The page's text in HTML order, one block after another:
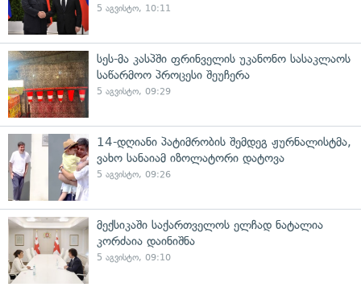
5 აგვისტო, 10:11
სეს-მა კასპში ფრინველის უკანონო სასაკლაოს
საწარმოო პროცესი შეუჩერა
5 აგვისტო, 09:29
14-დღიანი პატიმრობის შემდეგ ჟურნალისტმა,
ვახო სანაიამ იზოლატორი დატოვა
5 აგვისტო, 09:26
მექსიკაში საქართველოს ელჩად ნატალია
კორძაია დაინიშნა
5 აგვისტო, 09:10